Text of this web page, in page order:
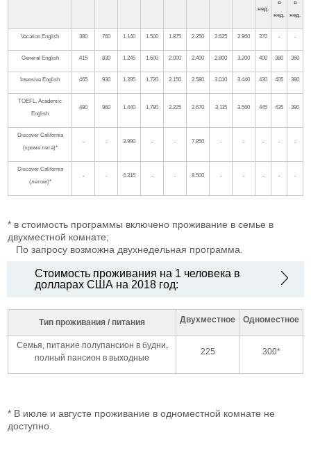
нед.
в
нед.
в
нед.
Vacation English 380 760 1.140 1.500 1.875 2.250 2.625 2.960 370 - -
General English 415 830 1.245 1.600 2.000 2.400 2.800 3.200 400 380 360
Intensive English 465 930 1.395 1.720 2.150 2.580 3.010 3.440 430 405 380
TOEFL, Academic
English
480 960 1.440 1.780 2.225 2.670 3.115 3.560 445 435 390
Discover California
(кроме лета)*
- - 3.990 - - 7.850 - - - - -
Discover California
(летом)*
- - 4.315 - - 8.500 - - - - -
* в стоимость программы включено проживание в семье в
двухместной комнате;
По запросу возможна двухнедельная программа.
Стоимость проживания на 1 человека в
долларах США на 2018 год:
Тип проживания / питания Двухместное Одноместное
Семья, питание полупансион в будни,
полный пансион в выходные
225 300*
* В июле и августе проживание в одноместной комнате не
доступно.